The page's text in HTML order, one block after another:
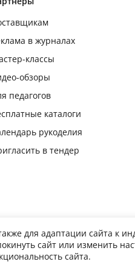
в журналах
классы
обзоры
педагогов
каталоги
рукоделия
в тендер
в печатном виде и/или
для адаптации сайта к
сайт или изменить
сайта.